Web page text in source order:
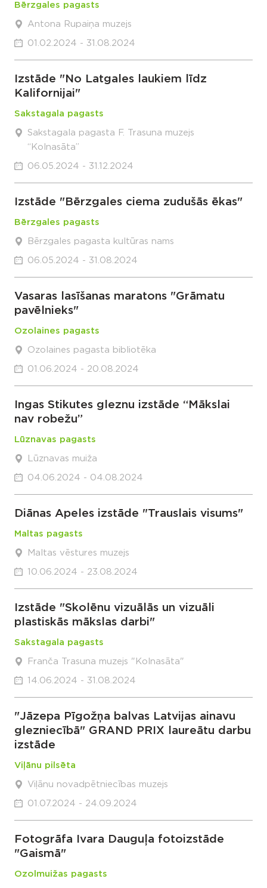
Bērzgales pagasts
Antona Rupaiņa muzejs
01.02.2024 - 31.08.2024
Izstāde "No Latgales laukiem līdz
Kalifornijai"
Sakstagala pagasts
Sakstagala pagasta F. Trasuna muzejs
“Kolnasāta”
06.05.2024 - 31.12.2024
Izstāde "Bērzgales ciema zudušās ēkas"
Bērzgales pagasts
Bērzgales pagasta kultūras nams
06.05.2024 - 31.08.2024
Vasaras lasīšanas maratons "Grāmatu
pavēlnieks"
Ozolaines pagasts
Ozolaines pagasta bibliotēka
01.06.2024 - 20.08.2024
Ingas Stikutes gleznu izstāde “Mākslai
nav robežu”
Lūznavas pagasts
Lūznavas muiža
04.06.2024 - 04.08.2024
Diānas Apeles izstāde "Trauslais visums"
Maltas pagasts
Maltas vēstures muzejs
10.06.2024 - 23.08.2024
Izstāde "Skolēnu vizuālās un vizuāli
plastiskās mākslas darbi"
Sakstagala pagasts
Franča Trasuna muzejs "Kolnasāta"
14.06.2024 - 31.08.2024
"Jāzepa Pīgožņa balvas Latvijas ainavu
glezniecībā" GRAND PRIX laureātu darbu
izstāde
Viļānu pilsēta
Viļānu novadpētniecības muzejs
01.07.2024 - 24.09.2024
Fotogrāfa Ivara Dauguļa fotoizstāde
"Gaismā"
Ozolmuižas pagasts